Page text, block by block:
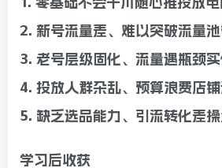
2. 新号流量差、难以突破流量
3. 老号层级固化、流量遇瓶颈
4. 投放人群杂乱、预算浪费店
5. 缺乏选品能力、引流转化差
学习后收获